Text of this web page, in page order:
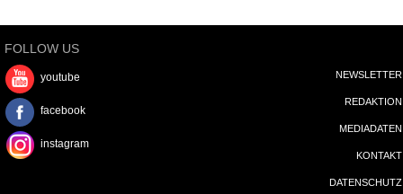
FOLLOW US
youtube
facebook
instagram
NEWSLETTER
REDAKTION
MEDIADATEN
KONTAKT
DATENSCHUTZ